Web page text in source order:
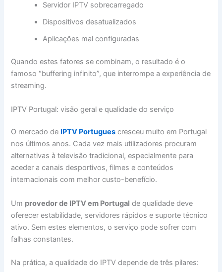
Servidor IPTV sobrecarregado
Dispositivos desatualizados
Aplicações mal configuradas
Quando estes fatores se combinam, o resultado é o
famoso “buffering infinito”, que interrompe a experiência de
streaming.
IPTV Portugal: visão geral e qualidade do serviço
O mercado de IPTV Portugues cresceu muito em Portugal
nos últimos anos. Cada vez mais utilizadores procuram
alternativas à televisão tradicional, especialmente para
aceder a canais desportivos, filmes e conteúdos
internacionais com melhor custo-benefício.
Um provedor de IPTV em Portugal de qualidade deve
oferecer estabilidade, servidores rápidos e suporte técnico
ativo. Sem estes elementos, o serviço pode sofrer com
falhas constantes.
Na prática, a qualidade do IPTV depende de três pilares: